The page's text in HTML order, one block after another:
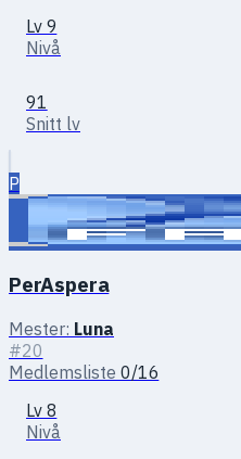
Lv 9
Nivå
91
Snitt lv
P
PerAspera
Mester: Luna
#20
Medlemsliste 0/16
Lv 8
Nivå